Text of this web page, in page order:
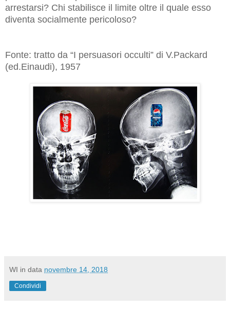
arrestarsi? Chi stabilisce il limite oltre il quale esso
diventa socialmente pericoloso?
Fonte: tratto da “I persuasori occulti” di V.Packard
(ed.Einaudi), 1957
WI in data novembre 14, 2018
Condividi